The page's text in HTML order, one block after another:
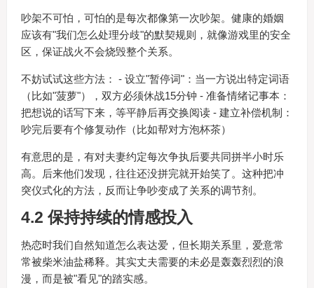
吵架不可怕，可怕的是每次都像第一次吵架。健康的婚姻
应该有"我们怎么处理分歧"的默契规则，就像游戏里的安全
区，保证战火不会烧毁整个关系。
不妨试试这些方法： - 设立"暂停词"：当一方说出特定词语
（比如"菠萝"），双方必须休战15分钟 - 准备情绪记事本：
把想说的话写下来，等平静后再交换阅读 - 建立补偿机制：
吵完后要有个修复动作（比如帮对方泡杯茶）
有意思的是，有对夫妻约定每次争执后要共同拼半小时乐
高。后来他们发现，往往还没拼完就开始笑了。这种把冲
突仪式化的方法，反而让争吵变成了关系的调节剂。
4.2 保持持续的情感投入
热恋时我们自然知道怎么表达爱，但长期关系里，爱意常
常被柴米油盐稀释。其实丈夫需要的未必是轰轰烈烈的浪
漫，而是被"看见"的踏实感。